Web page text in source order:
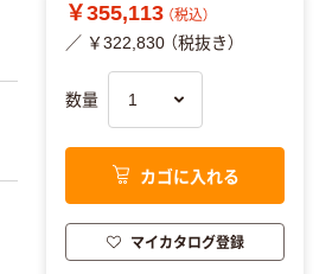
￥355,113 （税込）
／ ￥322,830 （税抜き）
数量
カゴに入れる
マイカタログ登録